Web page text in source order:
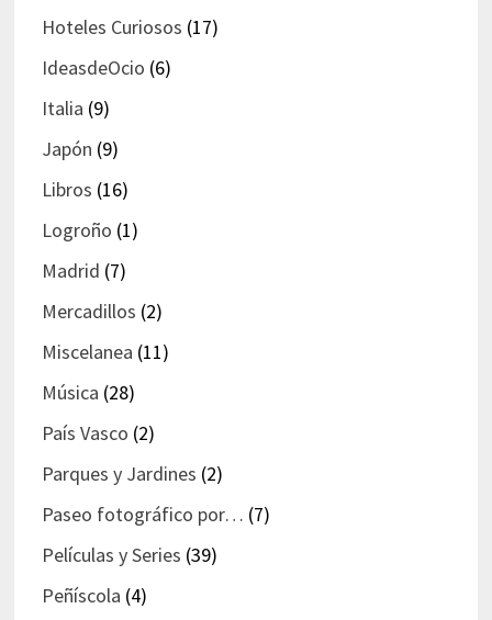
Hoteles Curiosos (17)
IdeasdeOcio (6)
Italia (9)
Japón (9)
Libros (16)
Logroño (1)
Madrid (7)
Mercadillos (2)
Miscelanea (11)
Música (28)
País Vasco (2)
Parques y Jardines (2)
Paseo fotográfico por… (7)
Películas y Series (39)
Peñíscola (4)